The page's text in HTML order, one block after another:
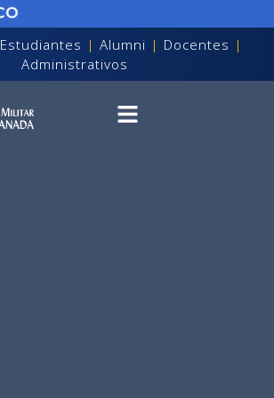
Estudiantes | Alumni | Docentes |
Administrativos